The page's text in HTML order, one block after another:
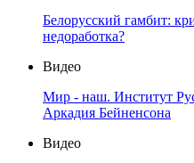
Белорусский гамбит:
недоработка?
Видео
Мир - наш. Институт
Аркадия Бейненсона
Видео